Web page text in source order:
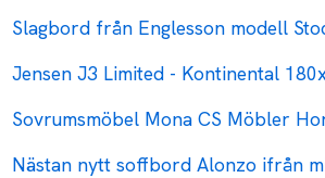
Slagbord från Englesson modell
Jensen J3 Limited - Kontinental
Sovrumsmöbel Mona CS Möbler
Nästan nytt soffbord Alonzo ifrån